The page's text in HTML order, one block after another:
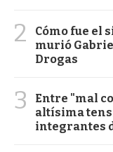
2
Cómo fue el
murió
Drogas
3
Entre "mal
altísima
integrantes